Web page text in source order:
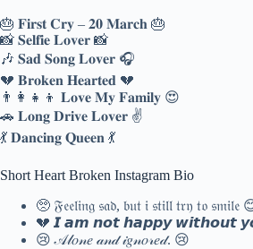
🎂 𝐅𝐢𝐫𝐬𝐭 𝐂𝐫𝐲 – 𝟐𝟎 𝐌𝐚𝐫𝐜𝐡 🎂
📸 𝐒𝐞𝐥𝐟𝐢𝐞 𝐋𝐨𝐯𝐞𝐫 📸
🎶 𝐒𝐚𝐝 𝐒𝐨𝐧𝐠 𝐋𝐨𝐯𝐞𝐫 🎧
💔 𝐁𝐫𝐨𝐤𝐞𝐧 𝐇𝐞𝐚𝐫𝐭𝐞𝐝 💔
👨‍👩‍👧‍👦 𝐋𝐨𝐯𝐞 𝐌𝐲 𝐅𝐚𝐦𝐢𝐥𝐲 😍
🚗 𝐋𝐨𝐧𝐠 𝐃𝐫𝐢𝐯𝐞 𝐋𝐨𝐯𝐞𝐫 ✌
💃 𝐃𝐚𝐧𝐜𝐢𝐧𝐠 𝐐𝐮𝐞𝐞𝐧 💃
Short Heart Broken Instagram Bio
🥺 𝔉𝔢𝔢𝔩𝔦𝔫𝔤 𝔰𝔞𝔡, 𝔟𝔲𝔱 𝔦 𝔰𝔱𝔦𝔩𝔩 𝔱𝔯𝔶 𝔱𝔬
💔 𝙄 𝙖𝙢 𝙣𝙤𝙩 𝙝𝙖𝙥𝙥𝙮 𝙬𝙞𝙩𝙝𝙤𝙪𝙩
😢 𝒜𝓁𝑜𝓃𝑒 𝒶𝓃𝒹 𝒾𝑔𝓃𝑜𝓇𝑒𝒹. 😢